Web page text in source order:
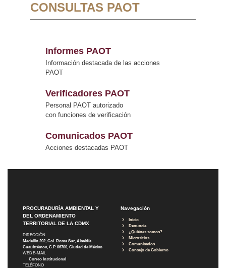
CONSULTAS PAOT
Informes PAOT
Información destacada de las acciones
PAOT
Verificadores PAOT
Personal PAOT autorizado
con funciones de verificación
Comunicados PAOT
Acciones destacadas PAOT
PROCURADURÍA AMBIENTAL Y
DEL ORDENAMIENTO
TERRITORIAL DE LA CDMX
DIRECCIÓN
Medellín 202, Col. Roma Sur, Alcaldía
Cuauhtémoc, C.P. 06700, Ciudad de México
WEB E-MAIL
Correo Institucional
TELÉFONO
Navegación
Inicio
Denuncia
¿Quiénes somos?
Micrositios
Comunicados
Consejo de Gobierno